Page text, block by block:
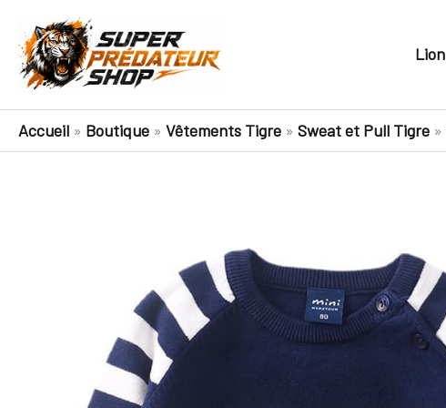
contenu
Lion
Accueil » Boutique » Vêtements Tigre » Sweat et Pull Tigre »